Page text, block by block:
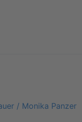
/ Monika Panzer